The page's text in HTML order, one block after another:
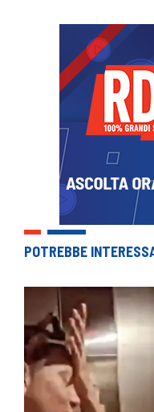
POTREBBE